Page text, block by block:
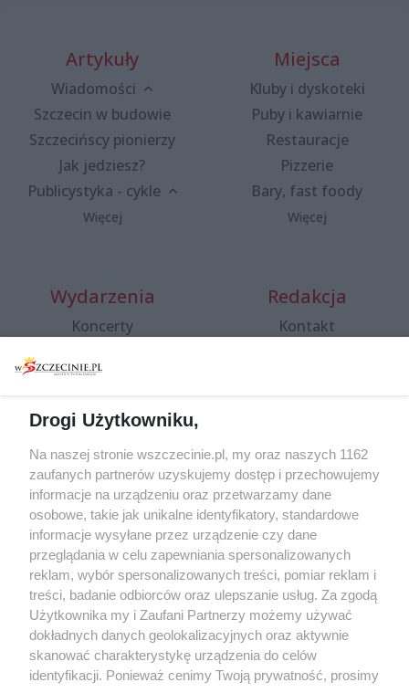
Artykuły
Wiadomości
Szczecin w budowie
Szczecińscy pionierzy
Jak jedziesz?
Publicystyka - cykle
Więcej
Miejsca
Kluby i dyskoteki
Puby i kawiarnie
Restauracje
Pizzerie
Bary, fast foody
Więcej
Wydarzenia
Koncerty
Spacery i oprowadzania
targi
Wernisaże
Więcej
Redakcja
Kontakt
Specjalny koncert z okazji
20. urodzin portalu
wSzczecinie.pl
Regulamin konkursów
śniadaniówka "Hej
Szczecin! Jest piątek!"
Partnerzy
Praca Szczecin
Drogi Użytkowniku,
Na naszej stronie wszczecinie.pl, my oraz naszych 1162
zaufanych partnerów uzyskujemy dostęp i przechowujemy
informacje na urządzeniu oraz przetwarzamy dane
osobowe, takie jak unikalne identyfikatory, standardowe
informacje wysyłane przez urządzenie czy dane
przeglądania w celu zapewniania spersonalizowanych
reklam, wybór spersonalizowanych treści, pomiar reklam i
treści, badanie odbiorców oraz ulepszanie usług. Za zgodą
Użytkownika my i Zaufani Partnerzy możemy używać
dokładnych danych geolokalizacyjnych oraz aktywnie
skanować charakterystykę urządzenia do celów
identyfikacji. Ponieważ cenimy Twoją prywatność, prosimy